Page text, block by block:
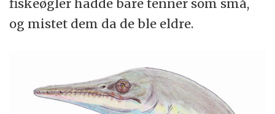
fiskeøgler hadde bare tenner som små,
og mistet dem da de ble eldre.